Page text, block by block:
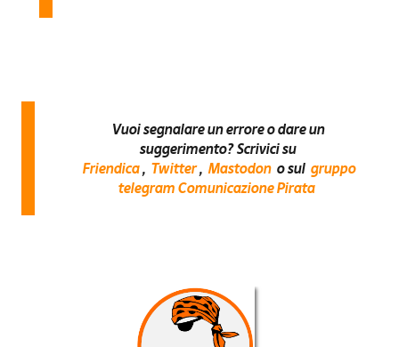
Vuoi segnalare un errore o dare un
suggerimento? Scrivici su
Friendica , Twitter , Mastodon o sul gruppo
telegram Comunicazione Pirata